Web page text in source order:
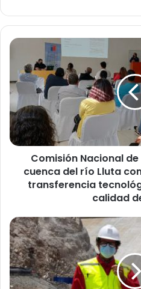
C
i
s
i
ó
n
N
a
l
d
e
R
i
Comisión Nacional
cuenca del río Lluta
transferencia
calidad
A
u
t
o
r
i